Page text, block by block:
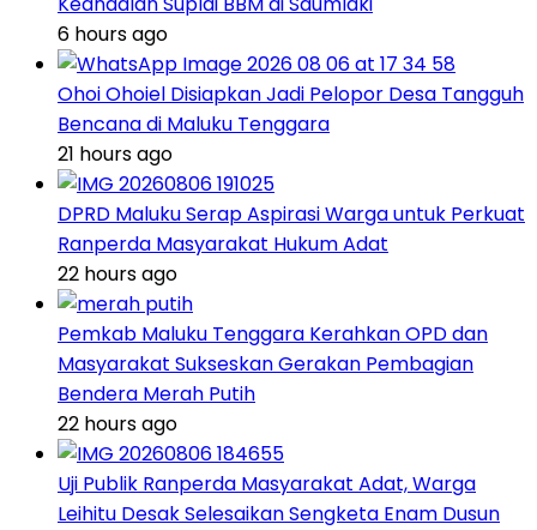
6 hours ago
Ohoi Ohoiel Disiapkan Jadi Pelopor Desa Tangguh
Bencana di Maluku Tenggara
21 hours ago
DPRD Maluku Serap Aspirasi Warga untuk Perkuat
Ranperda Masyarakat Hukum Adat
22 hours ago
Pemkab Maluku Tenggara Kerahkan OPD dan
Masyarakat Sukseskan Gerakan Pembagian
Bendera Merah Putih
22 hours ago
Uji Publik Ranperda Masyarakat Adat, Warga
Leihitu Desak Selesaikan Sengketa Enam Dusun